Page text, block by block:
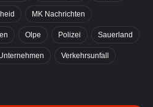
MK Nachrichten
Olpe Polizei Sauerland
Verkehrsunfall